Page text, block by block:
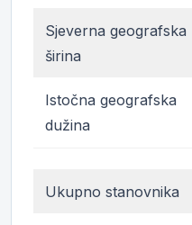
Sjeverna geografska
širina
Istočna geografska
dužina
Ukupno stanovnika